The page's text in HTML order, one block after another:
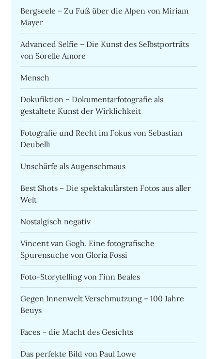
Bergseele – Zu Fuß über die Alpen von Miriam
Mayer
Advanced Selfie – Die Kunst des Selbstporträts
von Sorelle Amore
Mensch
Dokufiktion – Dokumentarfotografie als
gestaltete Kunst der Wirklichkeit
Fotografie und Recht im Fokus von Sebastian
Deubelli
Unschärfe als Augenschmaus
Best Shots – Die spektakulärsten Fotos aus aller
Welt
Nostalgisch negativ
Vincent van Gogh. Eine fotografische
Spurensuche von Gloria Fossi
Foto-Storytelling von Finn Beales
Gegen Innenwelt Verschmutzung – 100 Jahre
Beuys
Faces – die Macht des Gesichts
Das perfekte Bild von Paul Lowe